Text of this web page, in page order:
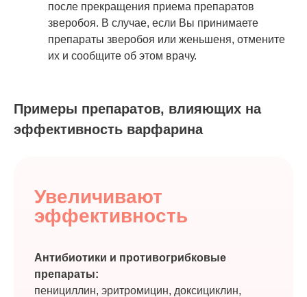
после прекращения приема препаратов
зверобоя. В случае, если Вы принимаете
препараты зверобоя или женьшеня, отмените
их и сообщите об этом врачу.
Примеры препаратов, влияющих на
эффективность варфарина
Увеличивают
эффективность
Антибиотики и противогрибковые
препараты:
пенициллин, эритромицин, доксициклин,